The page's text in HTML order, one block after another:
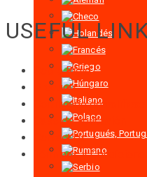
USEFUL
Sobre Rigid
Products
Certificado de
Caso de aplicación
Contact Us
Términos y Condiciones